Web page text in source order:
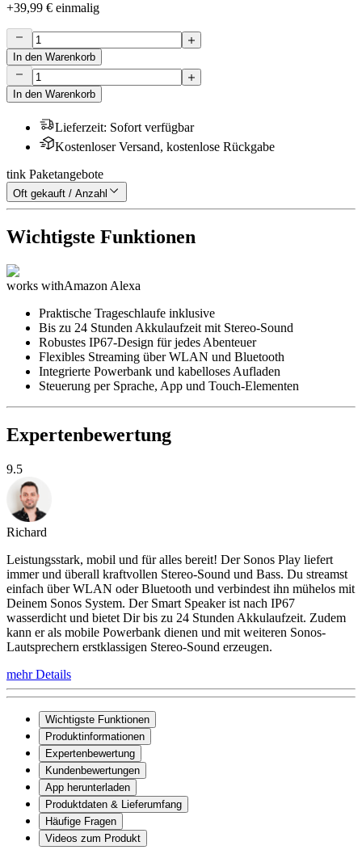
+39,99 € einmalig
In den Warenkorb
In den Warenkorb
Lieferzeit: Sofort verfügbar
Kostenloser Versand, kostenlose Rückgabe
tink Paketangebote
Oft gekauft / Anzahl
Wichtigste Funktionen
works withAmazon Alexa
Praktische Trageschlaufe inklusive
Bis zu 24 Stunden Akkulaufzeit mit Stereo-Sound
Robustes IP67-Design für jedes Abenteuer
Flexibles Streaming über WLAN und Bluetooth
Integrierte Powerbank und kabelloses Aufladen
Steuerung per Sprache, App und Touch-Elementen
Expertenbewertung
9.5
Richard
Leistungsstark, mobil und für alles bereit! Der Sonos Play liefert
immer und überall kraftvollen Stereo-Sound und Bass. Du streamst
einfach über WLAN oder Bluetooth und verbindest ihn mühelos mit
Deinem Sonos System. Der Smart Speaker ist nach IP67
wasserdicht und bietet Dir bis zu 24 Stunden Akkulaufzeit. Zudem
kann er als mobile Powerbank dienen und mit weiteren Sonos-
Lautsprechern erstklassigen Stereo-Sound erzeugen.
mehr Details
Wichtigste Funktionen
Produktinformationen
Expertenbewertung
Kundenbewertungen
App herunterladen
Produktdaten & Lieferumfang
Häufige Fragen
Videos zum Produkt